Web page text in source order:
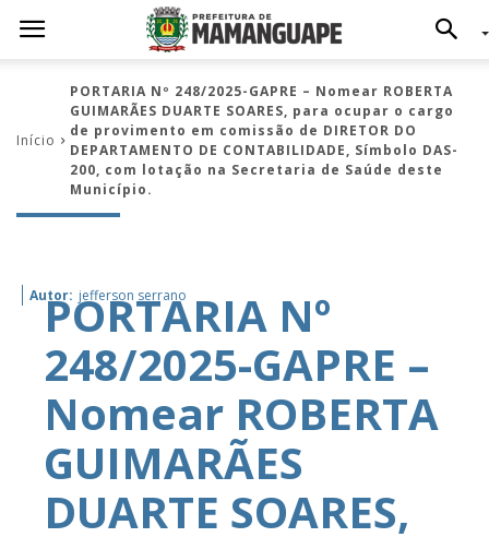
Início
PORTARIA Nº 248/2025-GAPRE – Nomear ROBERTA
GUIMARÃES DUARTE SOARES, para ocupar o cargo
de provimento em comissão de DIRETOR DO
DEPARTAMENTO DE CONTABILIDADE, Símbolo DAS-
200, com lotação na Secretaria de Saúde deste
Município.
Autor: jefferson serrano
PORTARIA Nº
248/2025-GAPRE –
Nomear ROBERTA
GUIMARÃES
DUARTE SOARES,